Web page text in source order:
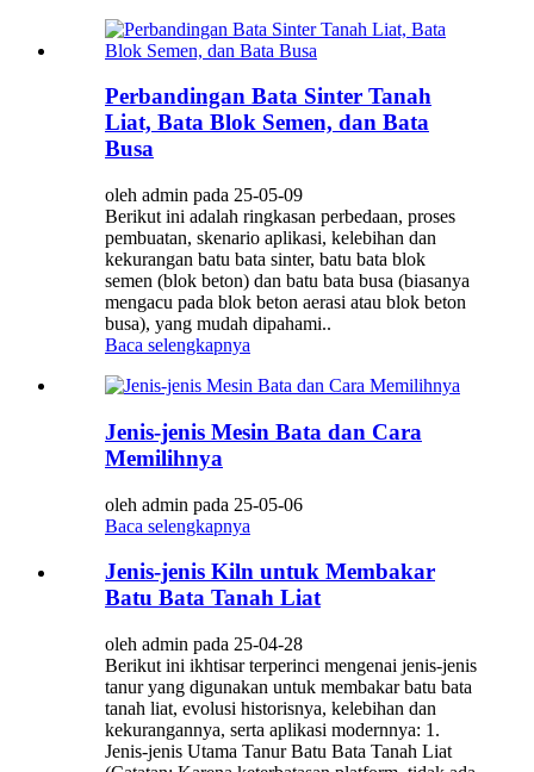
Perbandingan Bata Sinter Tanah
Liat, Bata Blok Semen, dan Bata
Busa
oleh admin pada 25-05-09
Berikut ini adalah ringkasan perbedaan, proses
pembuatan, skenario aplikasi, kelebihan dan
kekurangan batu bata sinter, batu bata blok
semen (blok beton) dan batu bata busa (biasanya
mengacu pada blok beton aerasi atau blok beton
busa), yang mudah dipahami..
Baca selengkapnya
Jenis-jenis Mesin Bata dan Cara
Memilihnya
oleh admin pada 25-05-06
Baca selengkapnya
Jenis-jenis Kiln untuk Membakar
Batu Bata Tanah Liat
oleh admin pada 25-04-28
Berikut ini ikhtisar terperinci mengenai jenis-jenis
tanur yang digunakan untuk membakar batu bata
tanah liat, evolusi historisnya, kelebihan dan
kekurangannya, serta aplikasi modernnya: 1.
Jenis-jenis Utama Tanur Batu Bata Tanah Liat